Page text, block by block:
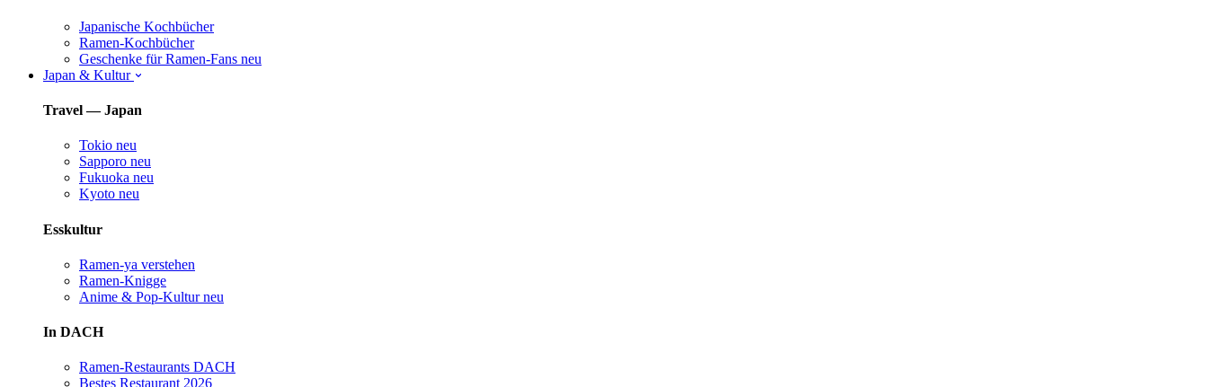
Japanische Kochbücher
Ramen-Kochbücher
Geschenke für Ramen-Fans neu
Japan & Kultur
Travel — Japan
Tokio neu
Sapporo neu
Fukuoka neu
Kyoto neu
Esskultur
Ramen-ya verstehen
Ramen-Knigge
Anime & Pop-Kultur neu
In DACH
Ramen-Restaurants DACH
Bestes Restaurant 2026